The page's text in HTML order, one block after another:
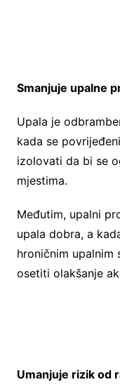
Smanjuje upalne
Upala je
kada se
izolovati da bi se
mjestima.
Međutim, upalni
upala dobra, a
hroničnim
osetiti olakšanje
Umanjuje rizik od